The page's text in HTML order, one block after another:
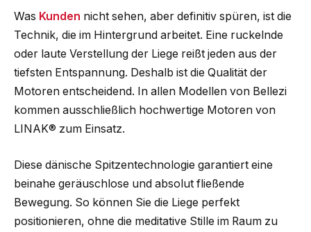
Was Kunden nicht sehen, aber definitiv spüren, ist die
Technik, die im Hintergrund arbeitet. Eine ruckelnde
oder laute Verstellung der Liege reißt jeden aus der
tiefsten Entspannung. Deshalb ist die Qualität der
Motoren entscheidend. In allen Modellen von Bellezi
kommen ausschließlich hochwertige Motoren von
LINAK® zum Einsatz.
Diese dänische Spitzentechnologie garantiert eine
beinahe geräuschlose und absolut fließende
Bewegung. So können Sie die Liege perfekt
positionieren, ohne die meditative Stille im Raum zu